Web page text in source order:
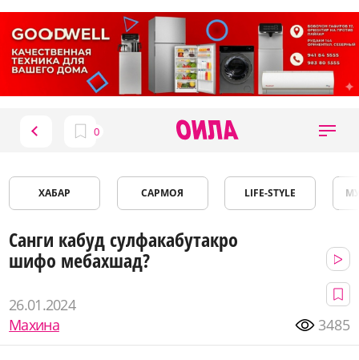
ХАБАР САРМОЯ LIFE-STYLE
Санги кабуд сулфакабутакро
шифо мебахшад?
26.01.2024
Махина
3485